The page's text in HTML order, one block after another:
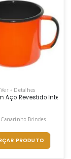
De Até
Ver + Detalhes
Aço Revestido
Canarinho Brindes
PRODUTO